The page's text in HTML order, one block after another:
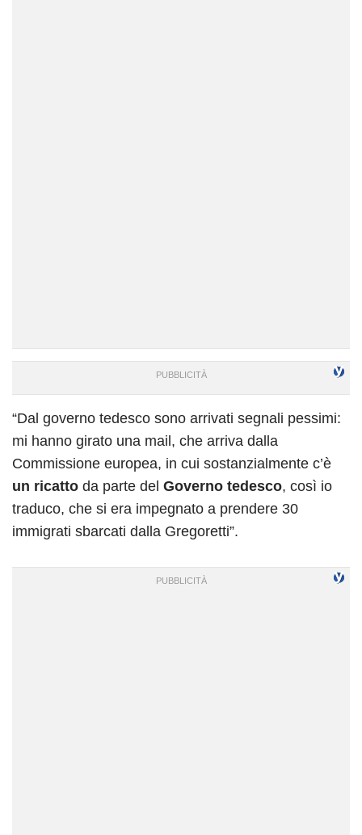
“Dal governo tedesco sono arrivati segnali pessimi:
mi hanno girato una mail, che arriva dalla
Commissione europea, in cui sostanzialmente c’è
un ricatto da parte del Governo tedesco, così io
traduco, che si era impegnato a prendere 30
immigrati sbarcati dalla Gregoretti”.